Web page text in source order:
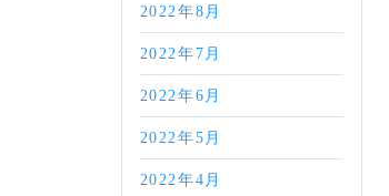
2022年8月
2022年7月
2022年6月
2022年5月
2022年4月